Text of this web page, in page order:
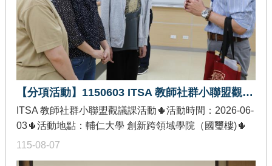
賽
評
量
活
動
絮
知
識
【分項活動】1150603 ITSA 教師社群小聯盟觀議課活動
115-08-07
ITSA 教師社群小聯盟觀議課活動🌵活動時間：2026-06-
03🌵活動地點：輔仁大學 創新跨領域學院（國璽樓)🌵
發佈單位：教育部智慧創新關鍵人才躍升計畫-課程教學